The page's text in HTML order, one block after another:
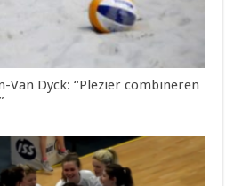
Van Dyck: “Plezier combineren